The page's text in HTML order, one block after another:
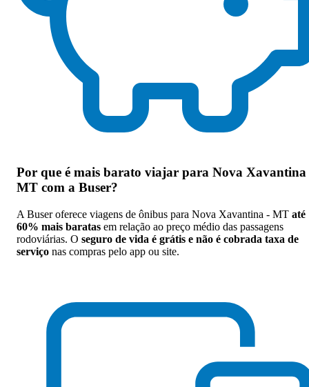
Por que é mais barato viajar para Nova Xavantina
MT com a Buser?
A Buser oferece viagens de ônibus para Nova Xavantina - MT até
60% mais baratas em relação ao preço médio das passagens
rodoviárias. O seguro de vida é grátis e não é cobrada taxa de
serviço nas compras pelo app ou site.